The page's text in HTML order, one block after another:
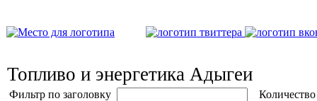
Топливо и энергетика Адыгеи
Фильтр по заголовку